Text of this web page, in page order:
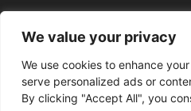
We value your privacy
We use cookies to enhance
serve personalized ads or
By clicking "Accept All", you